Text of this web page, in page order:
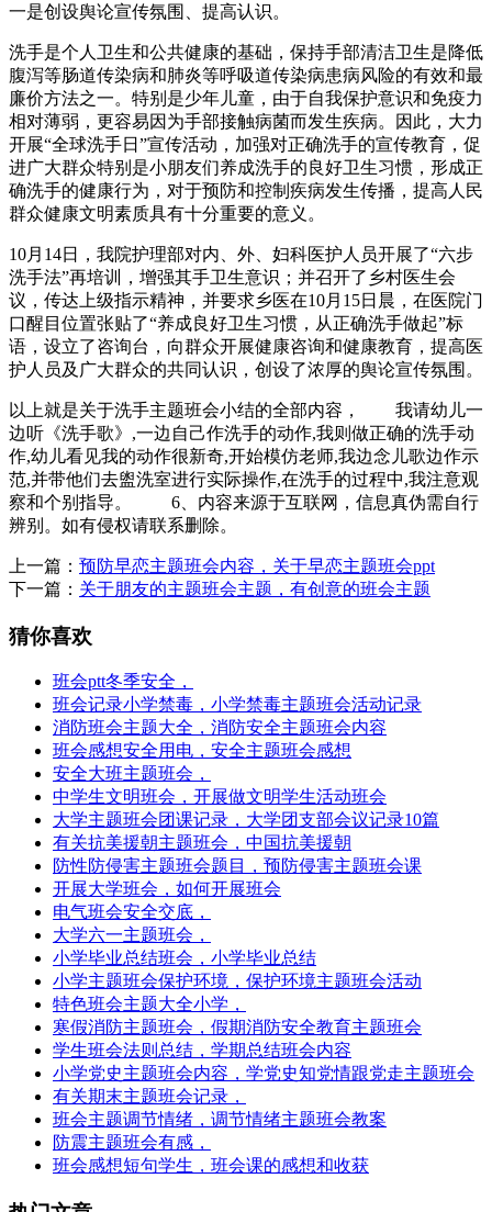
一是创设舆论宣传氛围、提高认识。
洗手是个人卫生和公共健康的基础，保持手部清洁卫生是降低
腹泻等肠道传染病和肺炎等呼吸道传染病患病风险的有效和最
廉价方法之一。特别是少年儿童，由于自我保护意识和免疫力
相对薄弱，更容易因为手部接触病菌而发生疾病。因此，大力
开展“全球洗手日”宣传活动，加强对正确洗手的宣传教育，促
进广大群众特别是小朋友们养成洗手的良好卫生习惯，形成正
确洗手的健康行为，对于预防和控制疾病发生传播，提高人民
群众健康文明素质具有十分重要的意义。
10月14日，我院护理部对内、外、妇科医护人员开展了“六步
洗手法”再培训，增强其手卫生意识；并召开了乡村医生会
议，传达上级指示精神，并要求乡医在10月15日晨，在医院门
口醒目位置张贴了“养成良好卫生习惯，从正确洗手做起”标
语，设立了咨询台，向群众开展健康咨询和健康教育，提高医
护人员及广大群众的共同认识，创设了浓厚的舆论宣传氛围。
以上就是关于洗手主题班会小结的全部内容， 我请幼儿一
边听《洗手歌》,一边自己作洗手的动作,我则做正确的洗手动
作,幼儿看见我的动作很新奇,开始模仿老师,我边念儿歌边作示
范,并带他们去盥洗室进行实际操作,在洗手的过程中,我注意观
察和个别指导。 6、内容来源于互联网，信息真伪需自行
辨别。如有侵权请联系删除。
上一篇： 预防早恋主题班会内容，关于早恋主题班会ppt
下一篇： 关于朋友的主题班会主题，有创意的班会主题
猜你喜欢
班会ptt冬季安全，
班会记录小学禁毒，小学禁毒主题班会活动记录
消防班会主题大全，消防安全主题班会内容
班会感想安全用电，安全主题班会感想
安全大班主题班会，
中学生文明班会，开展做文明学生活动班会
大学主题班会团课记录，大学团支部会议记录10篇
有关抗美援朝主题班会，中国抗美援朝
防性防侵害主题班会题目，预防侵害主题班会课
开展大学班会，如何开展班会
电气班会安全交底，
大学六一主题班会，
小学毕业总结班会，小学毕业总结
小学主题班会保护环境，保护环境主题班会活动
特色班会主题大全小学，
寒假消防主题班会，假期消防安全教育主题班会
学生班会法则总结，学期总结班会内容
小学党史主题班会内容，学党史知党情跟党走主题班会
有关期末主题班会记录，
班会主题调节情绪，调节情绪主题班会教案
防震主题班会有感，
班会感想短句学生，班会课的感想和收获